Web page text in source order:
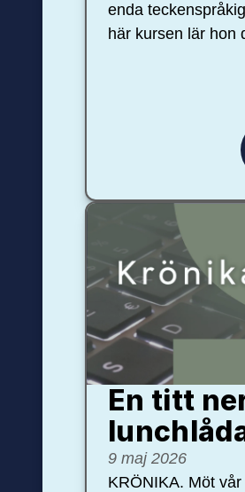
enda
här kursen lär hon
En titt
9 maj 2026
KRÖNIKA. Möt